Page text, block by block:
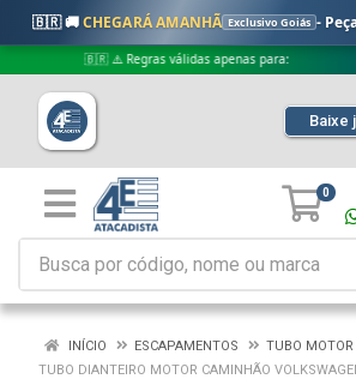
🇧🇷 🚚CHEGARÁ AMANHÃ Exclusivo Goiás -
🇧🇷 ⚠️ Regras válidas apenas para: ✅
Baixe
0
INÍCIO ESCAPAMENTOS
TUBO MOTOR
TUBO DIANTEIRO MOTOR CAMINHÃO